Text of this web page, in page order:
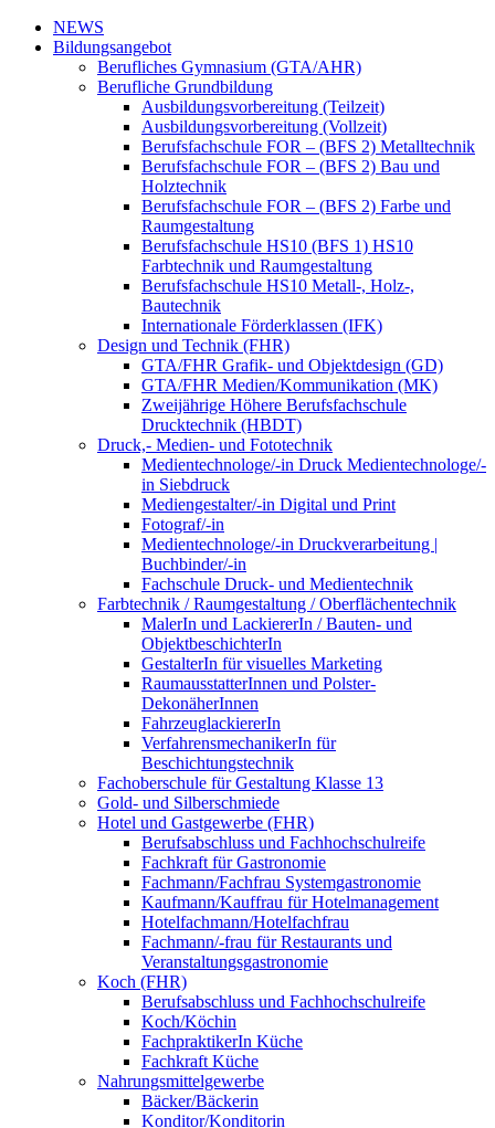
NEWS
Bildungsangebot
Berufliches Gymnasium (GTA/AHR)
Berufliche Grundbildung
Ausbildungsvorbereitung (Teilzeit)
Ausbildungsvorbereitung (Vollzeit)
Berufsfachschule FOR – (BFS 2) Metalltechnik
Berufsfachschule FOR – (BFS 2) Bau und
Holztechnik
Berufsfachschule FOR – (BFS 2) Farbe und
Raumgestaltung
Berufsfachschule HS10 (BFS 1) HS10
Farbtechnik und Raumgestaltung
Berufsfachschule HS10 Metall-, Holz-,
Bautechnik
Internationale Förderklassen (IFK)
Design und Technik (FHR)
GTA/FHR Grafik- und Objektdesign (GD)
GTA/FHR Medien/Kommunikation (MK)
Zweijährige Höhere Berufsfachschule
Drucktechnik (HBDT)
Druck,- Medien- und Fototechnik
Medientechnologe/-in Druck Medientechnologe/-
in Siebdruck
Mediengestalter/-in Digital und Print
Fotograf/-in
Medientechnologe/-in Druckverarbeitung |
Buchbinder/-in
Fachschule Druck- und Medientechnik
Farbtechnik / Raumgestaltung / Oberflächentechnik
MalerIn und LackiererIn / Bauten- und
ObjektbeschichterIn
GestalterIn für visuelles Marketing
RaumausstatterInnen und Polster-
DekonäherInnen
FahrzeuglackiererIn
VerfahrensmechanikerIn für
Beschichtungstechnik
Fachoberschule für Gestaltung Klasse 13
Gold- und Silberschmiede
Hotel und Gastgewerbe (FHR)
Berufsabschluss und Fachhochschulreife
Fachkraft für Gastronomie
Fachmann/Fachfrau Systemgastronomie
Kaufmann/Kauffrau für Hotelmanagement
Hotelfachmann/Hotelfachfrau
Fachmann/-frau für Restaurants und
Veranstaltungsgastronomie
Koch (FHR)
Berufsabschluss und Fachhochschulreife
Koch/Köchin
FachpraktikerIn Küche
Fachkraft Küche
Nahrungsmittelgewerbe
Bäcker/Bäckerin
Konditor/Konditorin